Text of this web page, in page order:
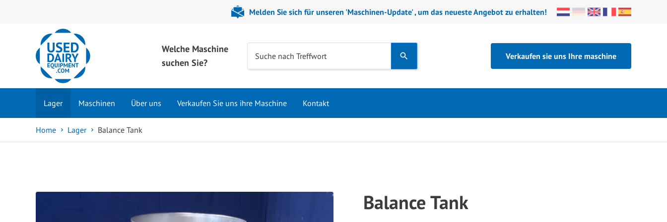
Melden Sie sich für unseren 'Maschinen-Update' , um das neueste Angebot zu erhalten!
Welche Maschine
suchen Sie?
Suche nach Treffwort
and
arrows
Verkaufen sie uns Ihre maschine
Lager Maschinen Über uns Verkaufen Sie uns ihre Maschine Kontakt
Home Lager Balance Tank
Balance Tank